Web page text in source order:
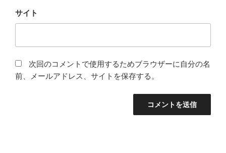
サイト
次回のコメントで使用するためブラウザーに自分の名
前、メールアドレス、サイトを保存する。